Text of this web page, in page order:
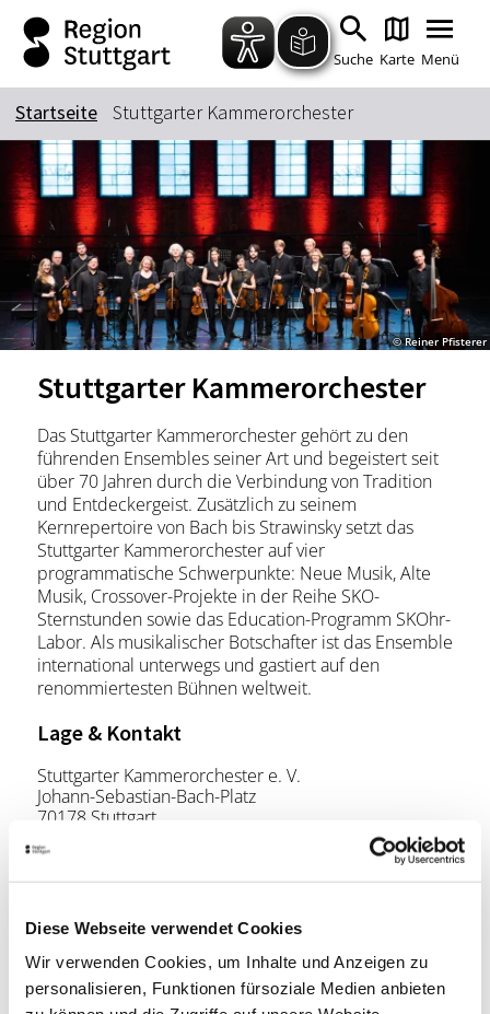
Diese Webseite verwendet Cookies
Wir verwenden Cookies, um Inhalte und Anzeigen zu
personalisieren, Funktionen fürsoziale Medien anbieten
Zum Hauptinhalt springen
Zur Suche springen
Zur Hauptnavigation
Zum Footer springen
Suche Karte Menü
Suchbegriff
Das könnte Sie interessieren
Stadtführungen
Tickets
Citytour
Übernachtung
Erlebnisse
Essen & Trinken
Wein
Automobil
Kultur
Feste & Highlights
Startseite Stuttgarter Kammerorchester
© Reiner Pfisterer
Stuttgarter Kammerorchester
Das Stuttgarter Kammerorchester gehört zu den
führenden Ensembles seiner Art und begeistert seit
über 70 Jahren durch die Verbindung von Tradition
und Entdeckergeist. Zusätzlich zu seinem
Kernrepertoire von Bach bis Strawinsky setzt das
Stuttgarter Kammerorchester auf vier
programmatische Schwerpunkte: Neue Musik, Alte
Musik, Crossover-Projekte in der Reihe SKO-
Sternstunden sowie das Education-Programm SKOhr-
Labor. Als musikalischer Botschafter ist das Ensemble
international unterwegs und gastiert auf den
renommiertesten Bühnen weltweit.
Lage & Kontakt
Stuttgarter Kammerorchester e. V.
Johann-Sebastian-Bach-Platz
70178 Stuttgart
Telefon:
Planen Sie Ihre Anreise
Verkehrs- und Tarifverbund Stuttgart GmbH